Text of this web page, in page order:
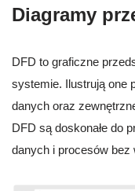
Diagramy
DFD to graficzne
systemie. Ilustrują one
danych oraz
DFD są doskonałe do
danych i procesów bez